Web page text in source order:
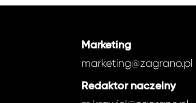
Marketing
marketing@zagrano.pl
Redaktor naczelny